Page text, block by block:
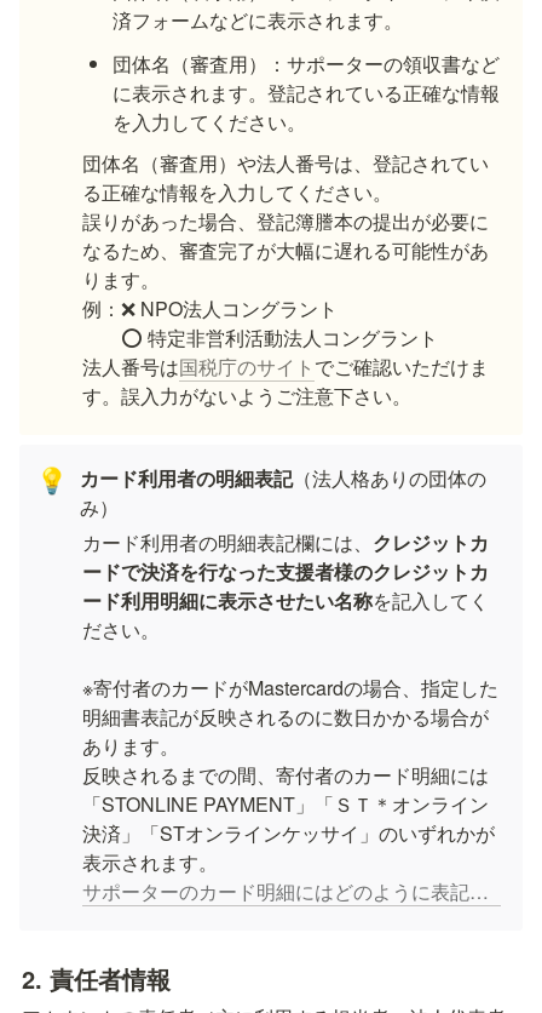
済フォームなどに表示されます。
団体名（審査用）：サポーターの領収書など
に表示されます。登記されている正確な情報
を入力してください。
団体名（審査用）や法人番号は、登記されてい
る正確な情報を入力してください。
誤りがあった場合、登記簿謄本の提出が必要に
なるため、審査完了が大幅に遅れる可能性があ
ります。
例：❌ NPO法人コングラント
⭕️ 特定非営利活動法人コングラント
法人番号は国税庁のサイト でご確認いただけま
す。誤入力がないようご注意下さい。
💡 カード利用者の明細表記（法人格ありの団体の
み）
カード利用者の明細表記欄には、 クレジットカ
ードで決済を行なった支援者様のクレジットカ
ード利用明細に表示させたい名称を記入してく
ださい。
※寄付者のカードがMastercardの場合、指定した
明細書表記が反映されるのに数日かかる場合が
あります。
反映されるまでの間、寄付者のカード明細には
「STONLINE PAYMENT」「ＳＴ＊オンライン
決済」「STオンラインケッサイ」のいずれかが
サポーターのカード明細にはどのように表記されますか？
2. 責任者情報